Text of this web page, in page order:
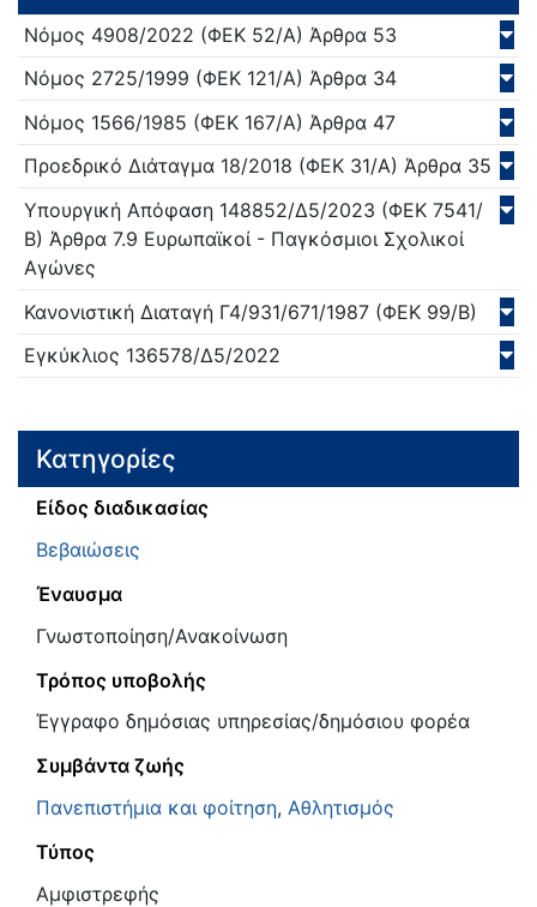
Νόμος 4908/2022 (ΦΕΚ 52/Α) Άρθρα 53
Νόμος 2725/1999 (ΦΕΚ 121/Α) Άρθρα 34
Νόμος 1566/1985 (ΦΕΚ 167/Α) Άρθρα 47
Προεδρικό Διάταγμα 18/2018 (ΦΕΚ 31/Α) Άρθρα 35
Υπουργική Απόφαση 148852/Δ5/2023 (ΦΕΚ 7541/
Β) Άρθρα 7.9 Ευρωπαϊκοί - Παγκόσμιοι Σχολικοί
Αγώνες
Κανονιστική Διαταγή Γ4/931/671/1987 (ΦΕΚ 99/Β)
Εγκύκλιος 136578/Δ5/2022
Κατηγορίες
Είδος διαδικασίας
Βεβαιώσεις
Έναυσμα
Γνωστοποίηση/Ανακοίνωση
Τρόπος υποβολής
Έγγραφο δημόσιας υπηρεσίας/δημόσιου φορέα
Συμβάντα ζωής
Πανεπιστήμια και φοίτηση, Αθλητισμός
Τύπος
Αμφιστρεφής